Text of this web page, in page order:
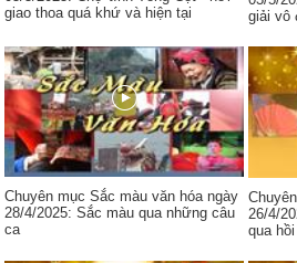
giao thoa quá khứ và hiện tại
giải vô
Chuyên mục Sắc màu văn hóa ngày
28/4/2025: Sắc màu qua những câu
ca
26/4/
qua